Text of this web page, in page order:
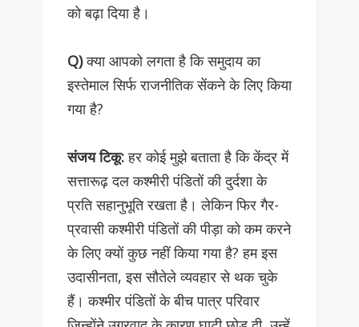
को बढ़ा दिया है।
Q)क्या आपको लगता है कि समुदाय का
इस्तेमाल सिर्फ राजनीतिक सेंकने के लिए किया
गया है?
संजय टिकू:हर कोई मुझे बताता है कि केंद्र में
सत्तारूढ़ दल कश्मीरी पंडितों की दुर्दशा के
प्रति सहानुभूति रखता है। लेकिन फिर गैर-
प्रवासी कश्मीरी पंडितों की पीड़ा को कम करने
के लिए क्यों कुछ नहीं किया गया है? हम इस
उदासीनता, इस सौतेले व्यवहार से थक चुके
हैं। कश्मीर पंडितों के बीच पात्र परिवार